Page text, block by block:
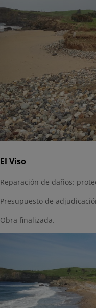
El Viso
Reparación de daños:
Presupuesto de
Obra finalizada.